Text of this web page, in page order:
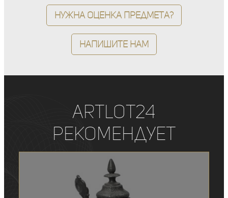
Нужна оценка предмета?
Напишите нам
ArtLot24
рекомендует